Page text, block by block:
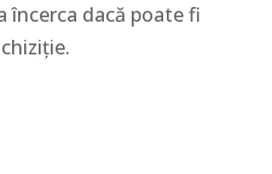
încerca dacă poate fi